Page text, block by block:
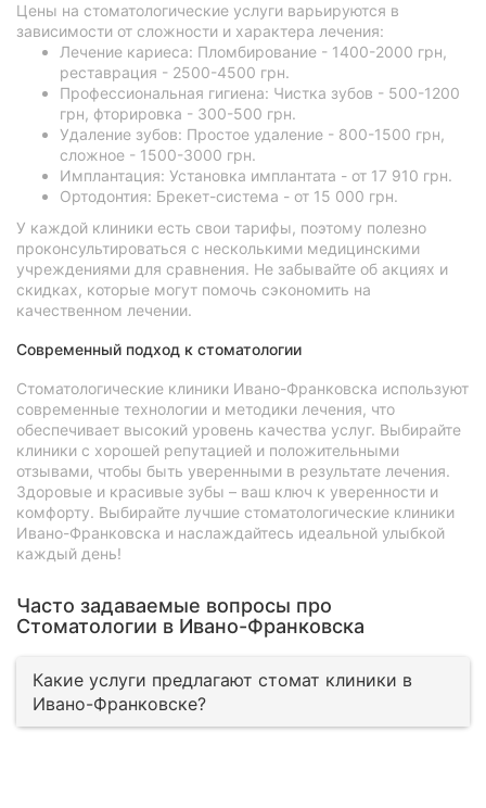
Цены на стоматологические услуги варьируются в
зависимости от сложности и характера лечения:
Лечение кариеса: Пломбирование - 1400-2000 грн,
реставрация - 2500-4500 грн.
Профессиональная гигиена: Чистка зубов - 500-1200
грн, фторировка - 300-500 грн.
Удаление зубов: Простое удаление - 800-1500 грн,
сложное - 1500-3000 грн.
Имплантация: Установка имплантата - от 17 910 грн.
Ортодонтия: Брекет-система - от 15 000 грн.
У каждой клиники есть свои тарифы, поэтому полезно
проконсультироваться с несколькими медицинскими
учреждениями для сравнения. Не забывайте об акциях и
скидках, которые могут помочь сэкономить на
качественном лечении.
Современный подход к стоматологии
Стоматологические клиники Ивано-Франковска используют
современные технологии и методики лечения, что
обеспечивает высокий уровень качества услуг. Выбирайте
клиники с хорошей репутацией и положительными
отзывами, чтобы быть уверенными в результате лечения.
Здоровые и красивые зубы – ваш ключ к уверенности и
комфорту. Выбирайте лучшие стоматологические клиники
Ивано-Франковска и наслаждайтесь идеальной улыбкой
каждый день!
Часто задаваемые вопросы про
Стоматологии в Ивано-Франковска
Какие услуги предлагают стомат клиники в
Ивано-Франковске?